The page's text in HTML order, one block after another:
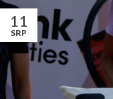
11
SRP